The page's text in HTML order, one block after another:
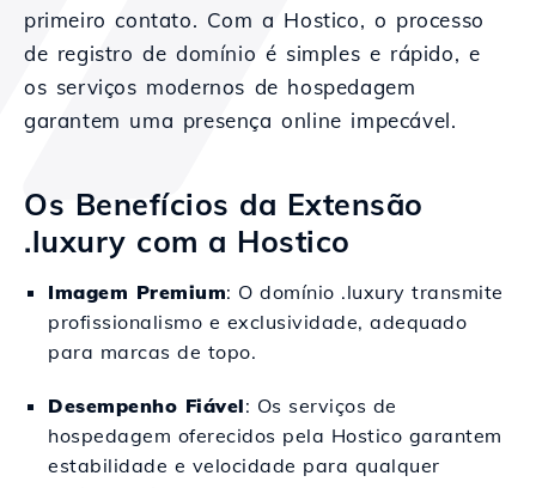
primeiro contato. Com a Hostico, o processo
de registro de domínio é simples e rápido, e
os serviços modernos de hospedagem
garantem uma presença online impecável.
Os Benefícios da Extensão
.luxury com a Hostico
Imagem Premium: O domínio .luxury transmite
profissionalismo e exclusividade, adequado
para marcas de topo.
Desempenho Fiável: Os serviços de
hospedagem oferecidos pela Hostico garantem
estabilidade e velocidade para qualquer